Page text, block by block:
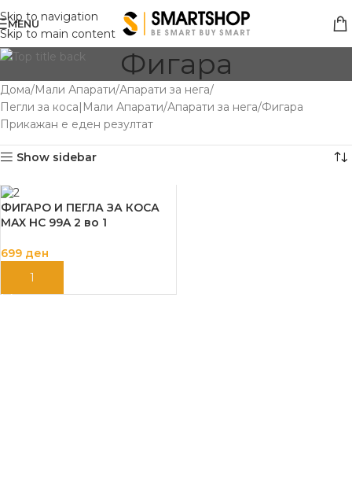
Skip to navigation
Skip to main content
MENU
Фигара
Дома Мали Апарати Апарати за нега
Пегли за коса|Мали Апарати Апарати за нега Фигара
Прикажан е еден резултат
Show sidebar
ФИГАРО И ПЕГЛА ЗА КОСА
MAX HC 99A 2 во 1
699 ден
ДОДАЈ ВО КОШНИЦА